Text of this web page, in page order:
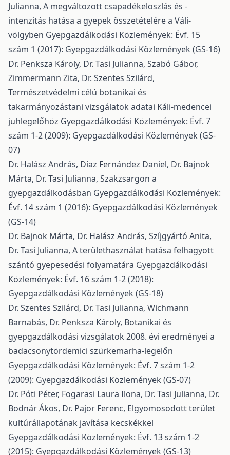
Julianna, A megváltozott csapadékeloszlás és -
intenzitás hatása a gyepek összetételére a Váli-
völgyben Gyepgazdálkodási Közlemények: Évf. 15
szám 1 (2017): Gyepgazdálkodási Közlemények (GS-16)
Dr. Penksza Károly, Dr. Tasi Julianna, Szabó Gábor,
Zimmermann Zita, Dr. Szentes Szilárd,
Természetvédelmi célú botanikai és
takarmányozástani vizsgálatok adatai Káli-medencei
juhlegelőhöz Gyepgazdálkodási Közlemények: Évf. 7
szám 1-2 (2009): Gyepgazdálkodási Közlemények (GS-
07)
Dr. Halász András, Díaz Fernández Daniel, Dr. Bajnok
Márta, Dr. Tasi Julianna, Szakzsargon a
gyepgazdálkodásban Gyepgazdálkodási Közlemények:
Évf. 14 szám 1 (2016): Gyepgazdálkodási Közlemények
(GS-14)
Dr. Bajnok Márta, Dr. Halász András, Szíjgyártó Anita,
Dr. Tasi Julianna, A területhasználat hatása felhagyott
szántó gyepesedési folyamatára Gyepgazdálkodási
Közlemények: Évf. 16 szám 1-2 (2018):
Gyepgazdálkodási Közlemények (GS-18)
Dr. Szentes Szilárd, Dr. Tasi Julianna, Wichmann
Barnabás, Dr. Penksza Károly, Botanikai és
gyepgazdálkodási vizsgálatok 2008. évi eredményei a
badacsonytördemici szürkemarha-legelőn
Gyepgazdálkodási Közlemények: Évf. 7 szám 1-2
(2009): Gyepgazdálkodási Közlemények (GS-07)
Dr. Póti Péter, Fogarasi Laura Ilona, Dr. Tasi Julianna, Dr.
Bodnár Ákos, Dr. Pajor Ferenc, Elgyomosodott terület
kultúrállapotának javítása kecskékkel
Gyepgazdálkodási Közlemények: Évf. 13 szám 1-2
(2015): Gyepgazdálkodási Közlemények (GS-13)